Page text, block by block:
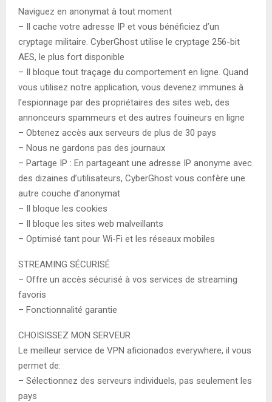
Naviguez en anonymat à tout moment
– Il cache votre adresse IP et vous bénéficiez d’un
cryptage militaire. CyberGhost utilise le cryptage 256-bit
AES, le plus fort disponible
– Il bloque tout traçage du comportement en ligne. Quand
vous utilisez notre application, vous devenez immunes à
l’espionnage par des propriétaires des sites web, des
annonceurs spammeurs et des autres fouineurs en ligne
– Obtenez accès aux serveurs de plus de 30 pays
– Nous ne gardons pas des journaux
– Partage IP : En partageant une adresse IP anonyme avec
des dizaines d’utilisateurs, CyberGhost vous confère une
autre couche d’anonymat
– Il bloque les cookies
– Il bloque les sites web malveillants
– Optimisé tant pour Wi-Fi et les réseaux mobiles
STREAMING SÉCURISÉ
– Offre un accès sécurisé à vos services de streaming
favoris
– Fonctionnalité garantie
CHOISISSEZ MON SERVEUR
Le meilleur service de VPN aficionados everywhere, il vous
permet de:
– Sélectionnez des serveurs individuels, pas seulement les
pays